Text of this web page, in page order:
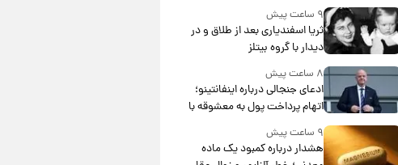
۹ ساعت پیش
ثریا اسفندیاری بعد از طلاق و در
دیدار با گروه بیتلز
۸ ساعت پیش
ادعای جنجالی درباره اینفانتینو؛
اتهام پرداخت پول به معشوقه با
درآمد یوفا
۹ ساعت پیش
هشدار درباره کمبود یک ماده